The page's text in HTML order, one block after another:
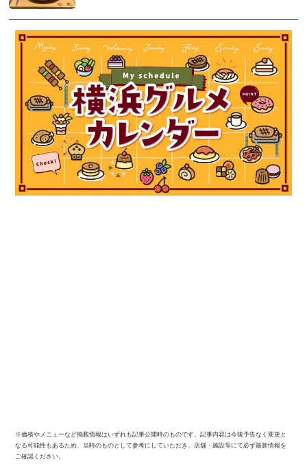
※価格やメニューなど掲載情報はいずれも記事公開時のものです。記事内容は今後予告なく変更と
なる可能性もあるため、当時のものとして参考にしていただき、店舗・施設等にて必ず最新情報を
ご確認ください。